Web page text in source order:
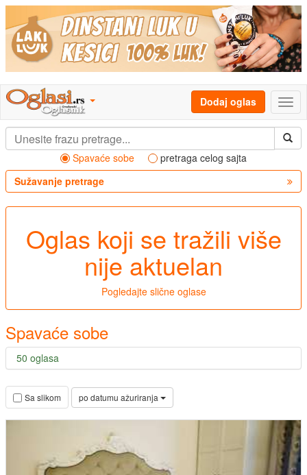
Dodaj oglas
Spavaće sobe
pretraga celog sajta
Sužavanje pretrage
Oglas koji se tražili više
nije aktuelan
Pogledajte slične oglase
Spavaće sobe
50 oglasa
Sa slikom po datumu ažuriranja